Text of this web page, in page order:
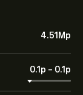
4.51M‎p‎
0.1‎p‎ - 0.1‎p‎